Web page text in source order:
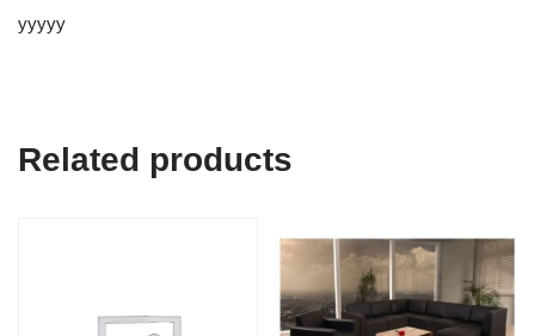
yyyyy
Related products